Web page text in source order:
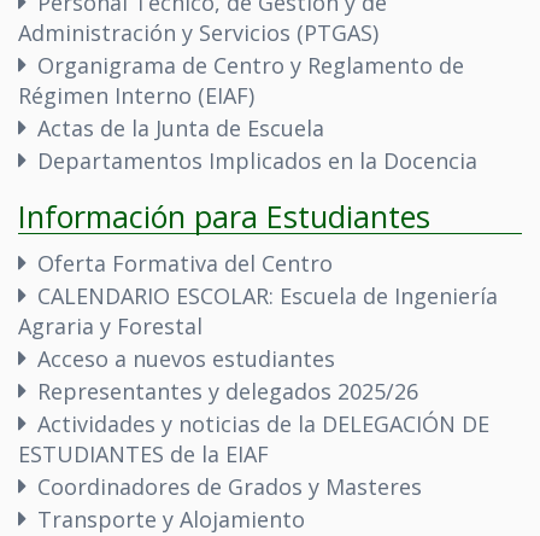
Administración y Servicios (PTGAS)
Organigrama de Centro y Reglamento de
Régimen Interno (EIAF)
Actas de la Junta de Escuela
Departamentos Implicados en la Docencia
Información para Estudiantes
Oferta Formativa del Centro
CALENDARIO ESCOLAR: Escuela de Ingeniería
Agraria y Forestal
Acceso a nuevos estudiantes
Representantes y delegados 2025/26
Actividades y noticias de la DELEGACIÓN DE
ESTUDIANTES de la EIAF
Coordinadores de Grados y Masteres
Transporte y Alojamiento